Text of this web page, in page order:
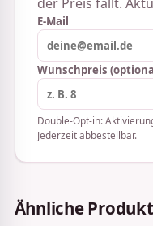
E-Mail
Wunschpreis
Double-Opt-in:
Jederzeit abbestellbar.
Ähnliche